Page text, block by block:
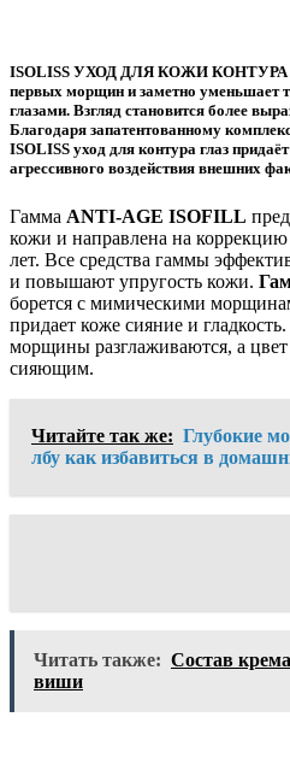
ISOLISS УХОД ДЛЯ КОЖИ КОНТУРА
первых морщин и заметно уменьшает
глазами. Взгляд становится более
Благодаря запатентованному
ISOLISS уход для контура глаз
агрессивного воздействия внешних
Гамма ANTI-AGE ISOFILL
кожи и направлена на коррекцию
лет. Все средства гаммы
и повышают упругость кожи.
борется с мимическими
придает коже сияние и
морщины разглаживаются, а
сияющим.
Читайте так же: Глубокие
лбу как избавиться в
Читать также: Состав
виши